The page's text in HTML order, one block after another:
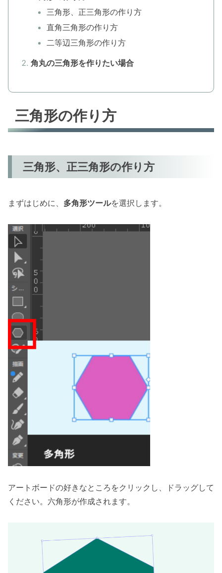
三角形、正三角形の作り方
直角三角形の作り方
二等辺三角形の作り方
角丸の三角形を作りたい場合
三角形の作り方
三角形、正三角形の作り方
まずはじめに、 多角形ツールを選択します。
アートボードの好きなところをクリックし、ドラッグして
ください。六角形が作成されます。